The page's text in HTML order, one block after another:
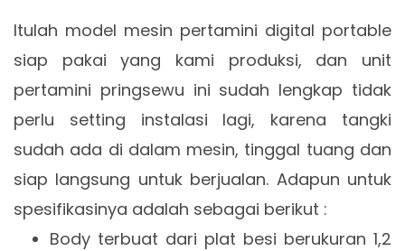
Itulah model mesin pertamini digital portable
siap pakai yang kami produksi, dan unit
pertamini pringsewu ini sudah lengkap tidak
perlu setting instalasi lagi, karena tangki
sudah ada di dalam mesin, tinggal tuang dan
siap langsung untuk berjualan. Adapun untuk
spesifikasinya adalah sebagai berikut :
Body terbuat dari plat besi berukuran 1,2